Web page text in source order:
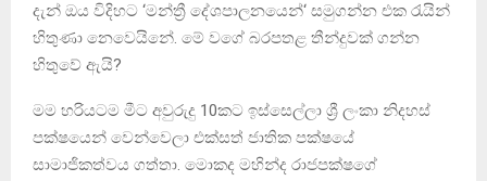
දැන් ඔය විදිහට ‘මන්ත්‍රී දේශපාලනයෙන්‘ සමුගන්න එක රැයින්
හිතුණා නෙවෙයිනේ. මේ වගේ බරපතළ තීන්දුවක් ගන්න
හිතුවේ ඇයි?
මම හරියටම මීට අවුරුදු 10කට ඉස්සෙල්ලා ශ්‍රී ලංකා නිදහස්
පක්ෂයෙන් වෙන්වෙලා එක්සත් ජාතික පක්ෂයේ
සාමාජිකත්වය ගත්තා. මොකද මහින්ද රාජපක්ෂගේ